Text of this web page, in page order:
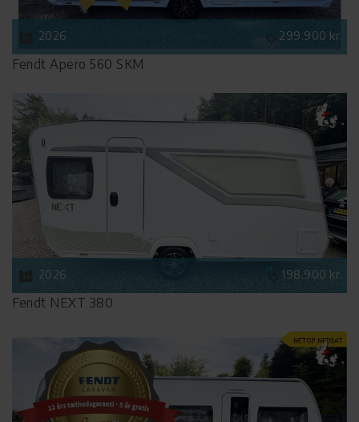
2026 299.900 kr.
Fendt Apero 560 SKM
2026 198.900 kr.
Fendt NEXT 380